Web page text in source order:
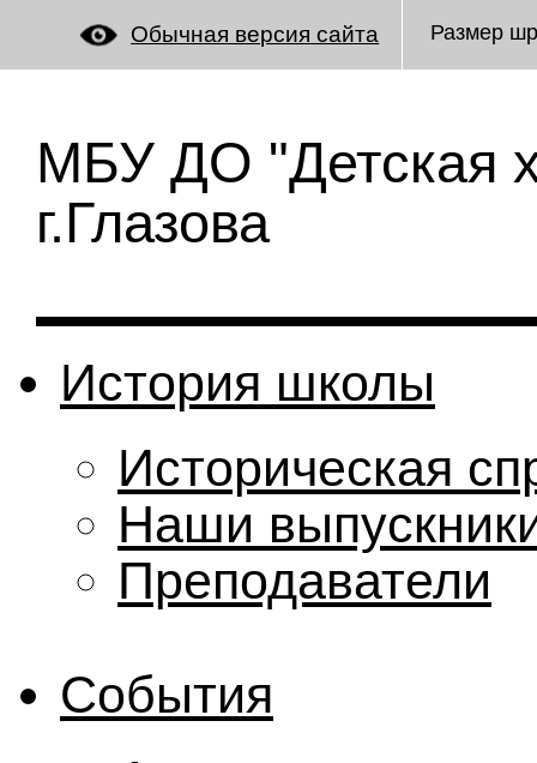
Обычная версия сайта Размер
МБУ ДО "Детская
г.Глазова
История школы
Историческая
Наши
Преподаватели
События